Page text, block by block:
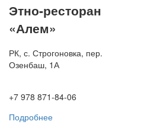
Этно-ресторан
«Алем»
РК, с. Строгоновка, пер.
Озенбаш, 1А
+7 978 871-84-06
Подробнее